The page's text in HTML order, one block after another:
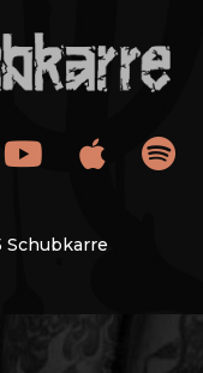
Schubkarre